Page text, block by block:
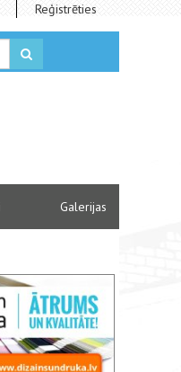
Reģistrēties
Galerijas